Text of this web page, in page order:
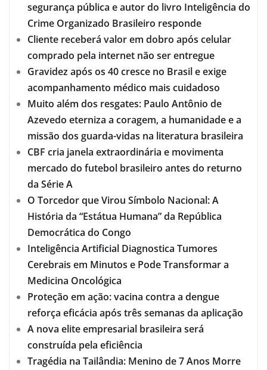
segurança pública e autor do livro Inteligência do
Crime Organizado Brasileiro responde
Cliente receberá valor em dobro após celular
comprado pela internet não ser entregue
Gravidez após os 40 cresce no Brasil e exige
acompanhamento médico mais cuidadoso
Muito além dos resgates: Paulo Antônio de
Azevedo eterniza a coragem, a humanidade e a
missão dos guarda-vidas na literatura brasileira
CBF cria janela extraordinária e movimenta
mercado do futebol brasileiro antes do returno
da Série A
O Torcedor que Virou Símbolo Nacional: A
História da “Estátua Humana” da República
Democrática do Congo
Inteligência Artificial Diagnostica Tumores
Cerebrais em Minutos e Pode Transformar a
Medicina Oncológica
Proteção em ação: vacina contra a dengue
reforça eficácia após três semanas da aplicação
A nova elite empresarial brasileira será
construída pela eficiência
Tragédia na Tailândia: Menino de 7 Anos Morre